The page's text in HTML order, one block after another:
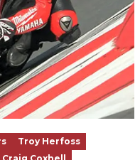
Troy Herfoss